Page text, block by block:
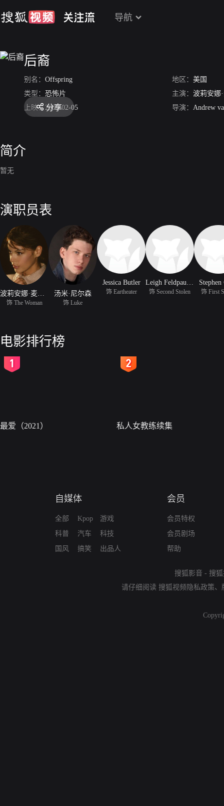
导航
后裔
别名： Offspring 地区： 美国
类型： 恐怖片 主演： 波莉安娜
上映： 2009-02-05 导演： Andrew
分享
简介
暂无
演职员表
饰 The Woman
汤米·尼尔森
饰 Luke
Jessica Butler
饰 Eartheater
Leigh Feldpausch
饰 Second Stolen
Stephen
饰 First
电影排行榜
最爱（2021） 私人女教练续集
自媒体
全部
科普
国风
Kpop
汽车
搞笑
游戏
科技
出品人
会员
会员特权
会员剧场
帮助
搜狐影音 - 搜
请仔细阅读 搜狐视频隐私政策、